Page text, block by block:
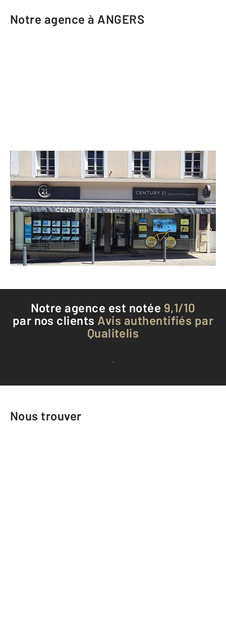
Notre agence à ANGERS
CENTURY 21 Agence Plantagenêt
55 rue Plantagenêt
ANGERS - 49100
Envoyer un message
Téléphoner à l'agence
Notre agence est notée 9,1/10
par nos clients Avis authentifiés par
Qualitelis
Voir tous les avis clients
Nous trouver